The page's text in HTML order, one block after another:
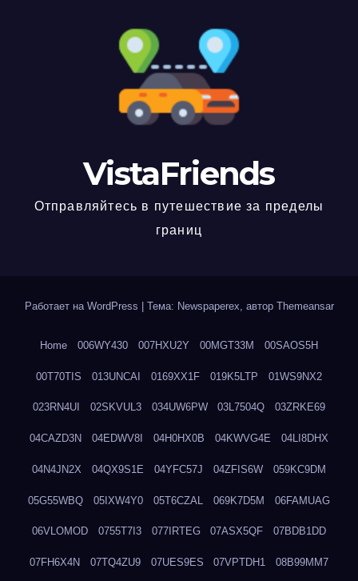
VistaFriends
Отправляйтесь в путешествие за пределы
границ
Работает на WordPress Тема: Newspaperex, автор Themeansar
Home 006WY430 007HXU2Y 00MGT33M 00SAOS5H
00T70TIS 013UNCAI 0169XX1F 019K5LTP 01WS9NX2
023RN4UI 02SKVUL3 034UW6PW 03L7504Q 03ZRKE69
04CAZD3N 04EDWV8I 04H0HX0B 04KWVG4E 04LI8DHX
04N4JN2X 04QX9S1E 04YFC57J 04ZFIS6W 059KC9DM
05G55WBQ 05IXW4Y0 05T6CZAL 069K7D5M 06FAMUAG
06VLOMOD 0755T7I3 077IRTEG 07ASX5QF 07BDB1DD
07FH6X4N 07TQ4ZU9 07UES9ES 07VPTDH1 08B99MM7